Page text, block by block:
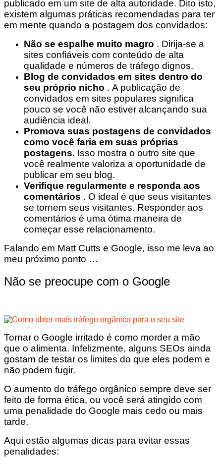
publicado em um site de alta autoridade. Dito isto,
existem algumas práticas recomendadas para ter
em mente quando a postagem dos convidados:
Não se espalhe muito magro . Dirija-se a
sites confiáveis ​​com conteúdo de alta
qualidade e números de tráfego dignos.
Blog de convidados em sites dentro do
seu próprio nicho . A publicação de
convidados em sites populares significa
pouco se você não estiver alcançando sua
audiência ideal.
Promova suas postagens de convidados
como você faria em suas próprias
postagens. Isso mostra o outro site que
você realmente valoriza a oportunidade de
publicar em seu blog.
Verifique regularmente e responda aos
comentários . O ideal é que seus visitantes
se tornem seus visitantes. Responder aos
comentários é uma ótima maneira de
começar esse relacionamento.
Falando em Matt Cutts e Google, isso me leva ao
meu próximo ponto …
Não se preocupe com o Google
Tornar o Google irritado é como morder a mão
que o alimenta. Infelizmente, alguns SEOs ainda
gostam de testar os limites do que eles podem e
não podem fugir.
O aumento do tráfego orgânico sempre deve ser
feito de forma ética, ou você será atingido com
uma penalidade do Google mais cedo ou mais
tarde.
Aqui estão algumas dicas para evitar essas
penalidades: